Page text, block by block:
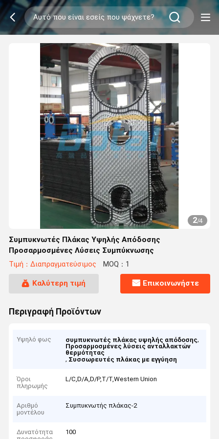
2/4
Συμπυκνωτές Πλάκας Υψηλής Απόδοσης
Προσαρμοσμένες Λύσεις Συμπύκνωσης
Τιμή：Διαπραγματεύσιμος MOQ：1
Καλύτερη τιμή Επικοινωνήστε
Περιγραφή Προϊόντων
Υψηλό φως συμπυκνωτές πλάκας υψηλής απόδοσης,
Προσαρμοσμένες λύσεις ανταλλακτών
θερμότητας
, Συσσωρευτές πλάκας με εγγύηση
Όροι
πληρωμής
L/C,D/A,D/P,T/T,Western Union
Αριθμό
μοντέλου
Συμπυκνωτής πλάκας-2
Δυνατότητα
100